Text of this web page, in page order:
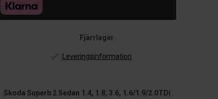
Fjärrlager
Leveringsinformation
Skoda Superb 2 Sedan 1.4, 1.8, 3.6, 1.6/1.9/2.0TDi